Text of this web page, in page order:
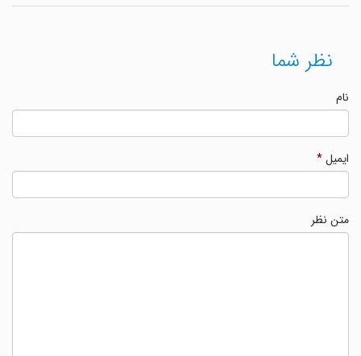
نظر شما
ایمیل*
متن نظر